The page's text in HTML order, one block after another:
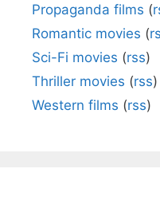
Propaganda films (
Romantic movies (
Sci-Fi movies (rss)
Thriller movies (rss)
Western films (rss)